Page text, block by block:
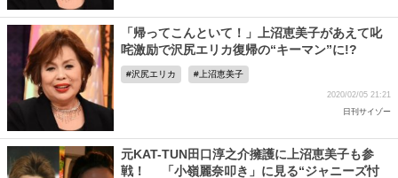
「帰ってこんといて！」上沼恵美子があえて叱
咤激励で沢尻エリカ復帰の“キーマン”に!?
沢尻エリカ 上沼恵美子
2020/02/05 21:21
日刊サイゾー
元KAT-TUN田口淳之介擁護に上沼恵美子も参
戦！ 「小嶺麗奈叩き」に見る“ジャニーズ忖